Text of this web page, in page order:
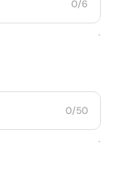
0/6
.
0/50
.